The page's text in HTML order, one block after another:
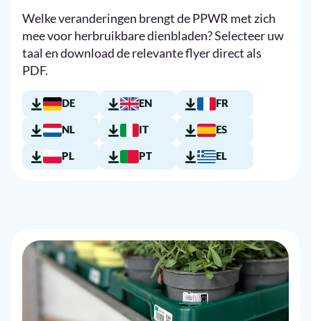
Welke veranderingen brengt de PPWR met zich
mee voor herbruikbare dienbladen? Selecteer uw
taal en download de relevante flyer direct als
PDF.
DE EN FR
NL IT ES
PL PT EL